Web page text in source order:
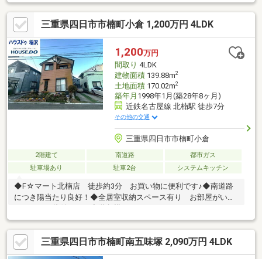
圏内♪・ファミリーマートまで徒歩15分(約1200m)・一号館まで徒
歩23分(約1800m)・クスリのアオキまで徒歩18分(約1400m)・四日
市市立楠こども園まで徒歩12分(約890m)・郵便局まで徒歩22分
(約1700m)・百五銀行まで徒歩20分(約1600m)
三重県四日市市楠町小倉 1,200万円 4LDK
1,200万円
間取り 4LDK
建物面積139.88m2
土地面積170.02m2
築年月 1998年1月(築28年8ヶ月)
近鉄名古屋線 北楠駅 徒歩7分
その他の交通
三重県四日市市楠町小倉
2階建て 南道路
都市ガス
駐車場あり
駐車2台 システムキッチン
◆F☆マート北楠店 徒歩約3分 お買い物に便利です♪◆南道路
につき陽当たり良好！◆全居室収納スペース有り お部屋がいつ
で、洗濯物を干したり趣味のスペースにしたり、使い方色々です
♪◆楠小学校徒歩約12分・楠中学校徒歩約13分 ◇◇買替の方、
自己資金の少ない方、勤続年数短い方、自営業の方住宅ローンに
ご不安のある方、お気軽にご相談ください◇◇「お家探し」「ご
三重県四日市市楠町南五味塚 2,090万円 4LDK